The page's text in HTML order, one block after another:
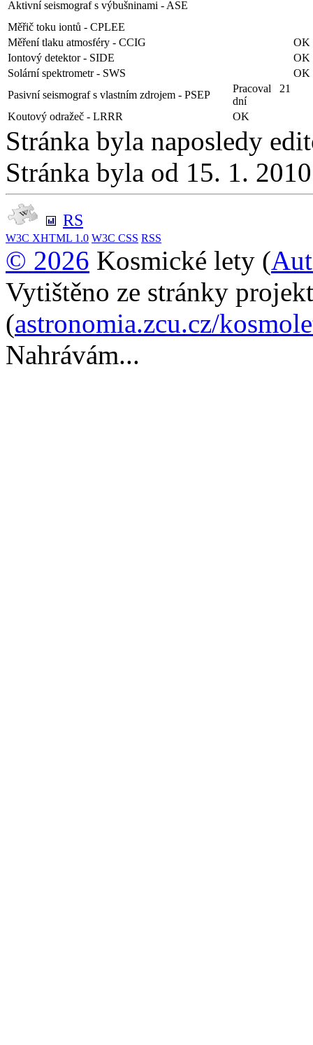
Aktivní seismograf s výbušninami - ASE
Měřič toku iontů - CPLEE
Měření tlaku atmosféry - CCIG
OK
Iontový detektor - SIDE
OK
Solární spektrometr - SWS
OK
Pasivní seismograf s vlastním zdrojem - PSEP
Pracoval 21
dní
Koutový odražeč - LRRR
OK
Stránka byla naposledy
Stránka byla od 15. 1.
RS
W3C XHTML 1.0 W3C CSS RSS
© 2026 Kosmické lety (
Vytištěno ze stránky
(astronomia.zcu.cz/
Nahrávám...